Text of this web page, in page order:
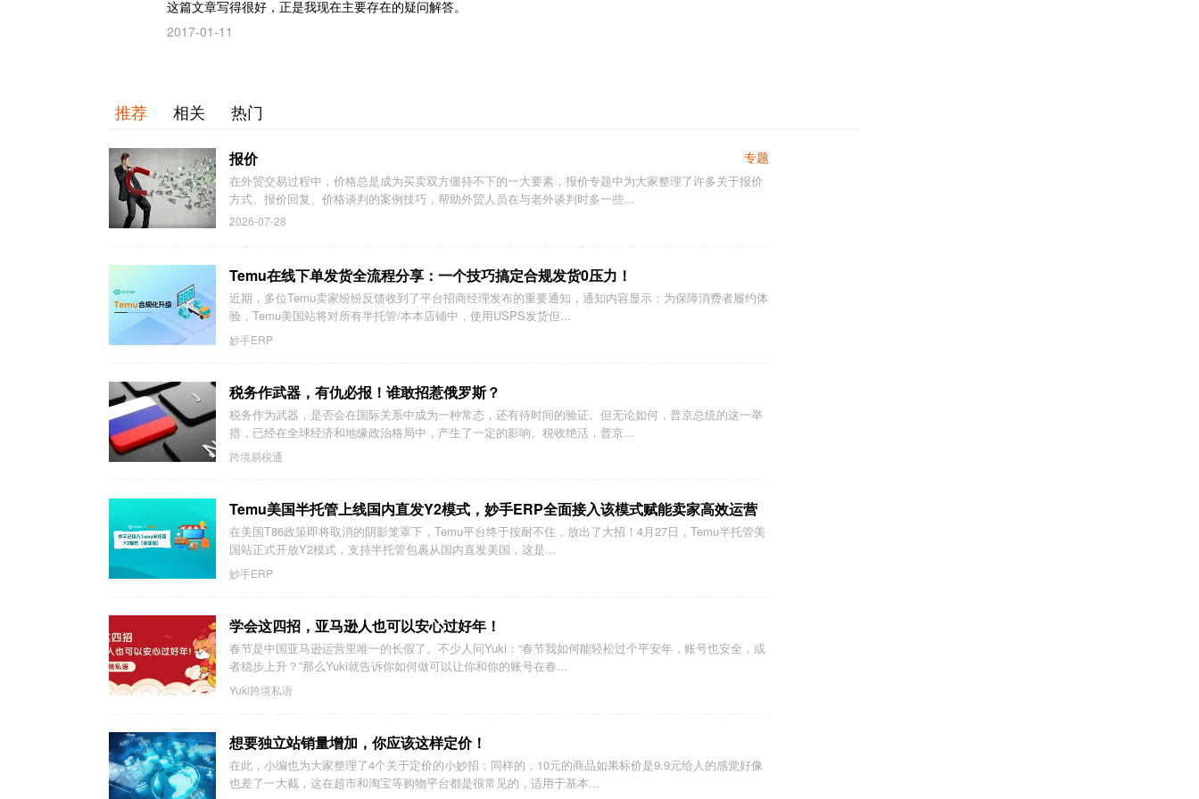
这篇文章写得很好，正是我现在主要存在的疑问解答。
2017-01-11
推荐 相关 热门
专题
报价
在外贸交易过程中，价格总是成为买卖双方僵持不下的一大要素，报价专题中为大家整理了许多关于报价
方式、报价回复、价格谈判的案例技巧，帮助外贸人员在与老外谈判时多一些...
2026-07-28
Temu在线下单发货全流程分享：一个技巧搞定合规发货0压力！
近期，多位Temu卖家纷纷反馈收到了平台招商经理发布的重要通知，通知内容显示：为保障消费者履约体
验，Temu美国站将对所有半托管/本本店铺中，使用USPS发货但...
妙手ERP
税务作武器，有仇必报！谁敢招惹俄罗斯？
税务作为武器，是否会在国际关系中成为一种常态，还有待时间的验证。但无论如何，普京总统的这一举
措，已经在全球经济和地缘政治格局中，产生了一定的影响。税收绝活，普京...
跨境易税通
Temu美国半托管上线国内直发Y2模式，妙手ERP全面接入该模式赋能卖家高效运营
在美国T86政策即将取消的阴影笼罩下，Temu平台终于按耐不住，放出了大招！4月27日，Temu半托管美
国站正式开放Y2模式，支持半托管包裹从国内直发美国，这是...
妙手ERP
学会这四招，亚马逊人也可以安心过好年！
春节是中国亚马逊运营里唯一的长假了。不少人问Yuki：“春节我如何能轻松过个平安年，账号也安全，或
者稳步上升？”那么Yuki就告诉你如何做可以让你和你的账号在春...
Yuki跨境私语
想要独立站销量增加，你应该这样定价！
在此，小编也为大家整理了4个关于定价的小妙招：同样的，10元的商品如果标价是9.9元给人的感觉好像
也差了一大截，这在超市和淘宝等购物平台都是很常见的，适用于基本...